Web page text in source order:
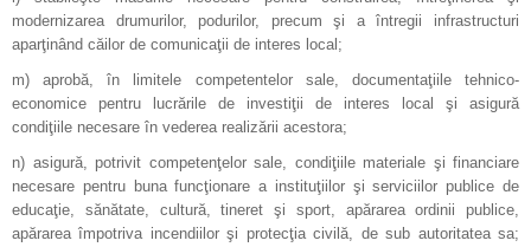
modernizarea drumurilor, podurilor, precum şi a întregii infrastructuri
aparţinând căilor de comunicaţii de interes local;
m) aprobă, în limitele competentelor sale, documentaţiile tehnico-
economice pentru lucrările de investiţii de interes local şi asigură
condiţiile necesare în vederea realizării acestora;
n) asigură, potrivit competenţelor sale, condiţiile materiale şi financiare
necesare pentru buna funcţionare a instituţiilor şi serviciilor publice de
educaţie, sănătate, cultură, tineret şi sport, apărarea ordinii publice,
apărarea împotriva incendiilor şi protecţia civilă, de sub autoritatea sa;